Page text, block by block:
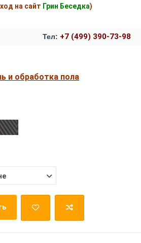
на сайт Грин Беседка)
Тел: +7 (499) 390-73-98
и обработка пола
Ондулин
Серый Ондулин